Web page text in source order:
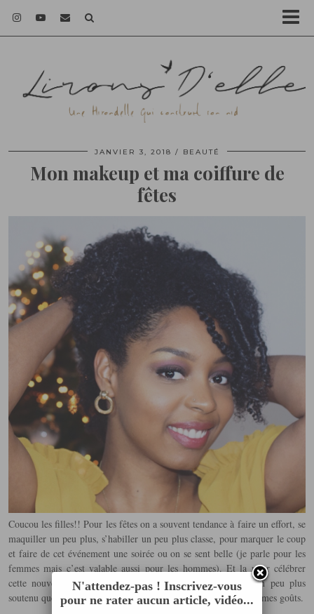
JANVIER 3, 2018 BEAUTÉ
Mon makeup et ma coiffure de
fêtes
Coucou les filles!! Pour les fêtes on a souvent tendance à faire un effort, se
maquiller un peu plus, s’habiller un peu plus classe, pour marquer le coup
et faire de cet événement une soirée ou on se sent belle (je parle pour les
femmes mais c’est valable aussi pour les hommes). Et la pour célébrer
cette nouvelle année, j’ai voulu créer un makeup coloré, un peu plus
soutenu que ce que j’ai l’habitude de porter mais qui reste dans mes goûts.
N'attendez-pas ! Inscrivez-vous
pour ne rater aucun article, vidéo...